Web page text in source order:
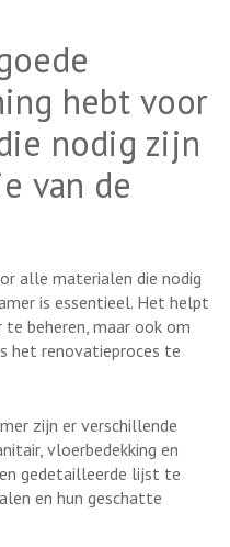
hebt voor
nodig zijn
van de
alle materialen die nodig
is essentieel. Het helpt
beheren, maar ook om
het renovatieproces te
zijn er verschillende
vloerbedekking en
gedetailleerde lijst te
en hun geschatte